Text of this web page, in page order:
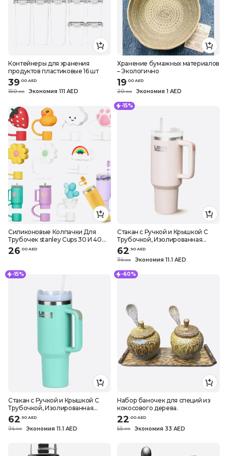
Контейнеры для хранения
продуктов пластиковые 16 шт
39 00 AED
150.00 Экономия 111 AED
Хранение бумажных материалов
– Экологично
19 00 AED
20.00 Экономия 1 AED
Силиконовые Колпачки Для
Трубочек stanley Cups 30 И 40
УНЦИЙ - МНОГОРАЗОВЫЕ
Колпачки Для Трубочек - 10 шт.
26 00 AED
-15%
Стакан с Ручкой и Крышкой С
Трубочкой, Изолированная
Многоразовая Бутылка Для
ВОДЫ Из НЕРЖАВЕЮЩЕЙ Стали,
молочно-белый - 40 унций
62 90 AED
74.00 Экономия 11.1 AED
-15%
Стакан с Ручкой и Крышкой С
Трубочкой, Изолированная
Многоразовая Бутылка Для
ВОДЫ Из НЕРЖАВЕЮЩЕЙ
СТАЛИ, цвет тумана - 40 унций
62.90 AED
74.00 Экономия 11.1 AED
-60%
Набор баночек для специй из
кокосового дерева.
22.00 AED
55.00 Экономия 33 AED